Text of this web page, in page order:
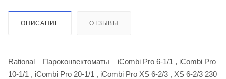
ОПИСАНИЕ ОТЗЫВЫ
Rational Пароконвектоматы iCombi Pro 6-1/1 , iCombi Pro
10-1/1 , iCombi Pro 20-1/1 , iCombi Pro XS 6-2/3 , XS 6-2/3 230